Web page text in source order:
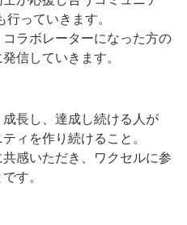
行っていきます。
ラボレーターになった方の
信していきます。
長し、達成し続ける人が
ィを作り続けること。
感いただき、ワクセルに参
す。